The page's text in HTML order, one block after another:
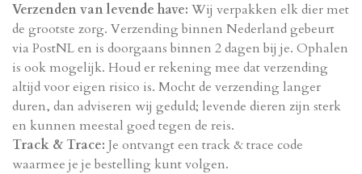
Verzenden van levende have: Wij verpakken elk dier met
de grootste zorg. Verzending binnen Nederland gebeurt
via PostNL en is doorgaans binnen 2 dagen bij je. Ophalen
is ook mogelijk. Houd er rekening mee dat verzending
altijd voor eigen risico is. Mocht de verzending langer
duren, dan adviseren wij geduld; levende dieren zijn sterk
en kunnen meestal goed tegen de reis.
Track & Trace: Je ontvangt een track & trace code
waarmee je je bestelling kunt volgen.